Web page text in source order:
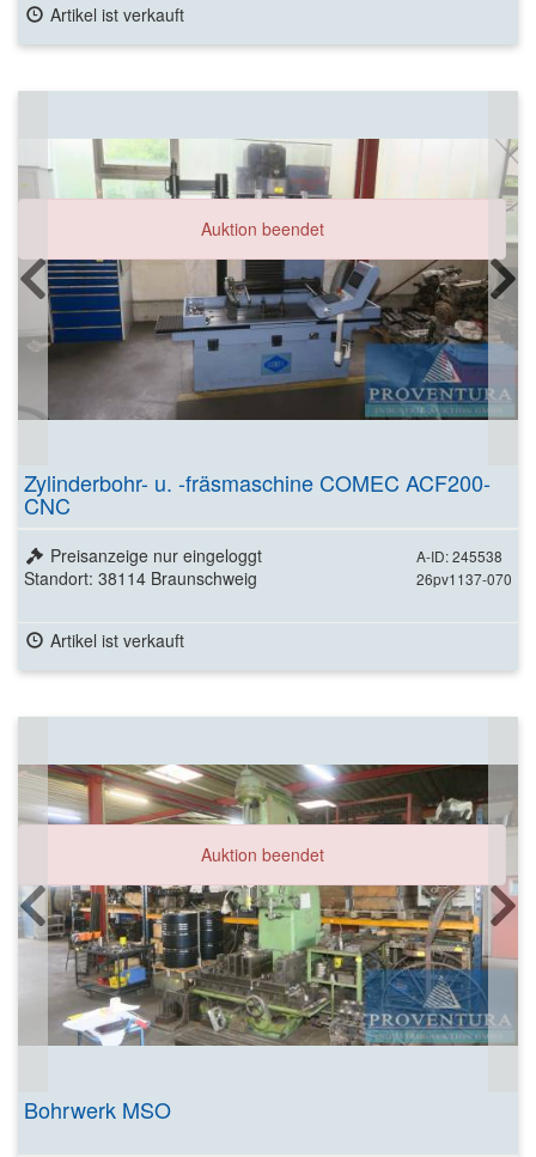
Artikel ist verkauft
Auktion beendet
Zylinderbohr- u. -fräsmaschine COMEC ACF200-
CNC
A-ID: 245538
26pv1137-070
Preisanzeige nur eingeloggt
Standort: 38114 Braunschweig
Artikel ist verkauft
Auktion beendet
Bohrwerk MSO